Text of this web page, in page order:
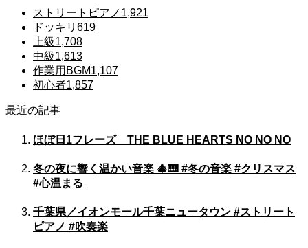
ストリートピアノ 1,921
ドッキリ 619
上級1,708
中級1,613
作業用BGM1,107
初心者1,857
最近の記事
ほぼ日1フレーズ THE BLUE HEARTS NO NO NO
冬の夜に響く温かい音楽 🎄🎹 #冬の音楽 #クリスマス
#心温まる
千葉県／イオンモール千葉ニュータウン #ストリート
ピアノ #吹奏楽